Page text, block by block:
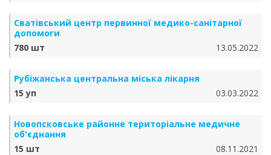
Сватівський центр первинної медико-санітарної
допомоги
780 шт
13.05.2022
Рубіжанська центральна міська лікарня
15 уп
03.03.2022
Новопсковське районне територіальне медичне
об'єднання
15 шт
08.11.2021